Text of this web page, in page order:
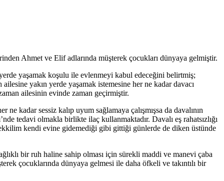
Ahmet ve Elif adlarında müşterek çocukları dünyaya gelmiştir.
yaşamak koşulu ile evlenmeyi kabul edeceğini belirtmiş;
yakın yerde yaşamak istemesine her ne kadar davacı
ailesinin evinde zaman geçirmiştir.
kadar sessiz kalıp uyum sağlamaya çalışmışsa da davalının
tedavi olmakla birlikte ilaç kullanmaktadır. Davalı eş rahatsızlığı
kendi evine gidemediği gibi gittiği günlerde de diken üstünde
bir ruh haline sahip olması için sürekli maddi ve manevi çaba
çocuklarında dünyaya gelmesi ile daha öfkeli ve takıntılı bir